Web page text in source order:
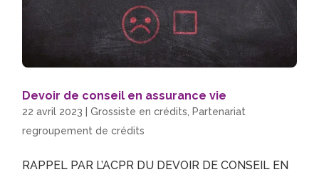
Devoir de conseil en assurance vie
22 avril 2023 |Grossiste en crédits
Partenariat
regroupement de crédits
RAPPEL PAR L’ACPR DU DEVOIR DE CONSEIL EN